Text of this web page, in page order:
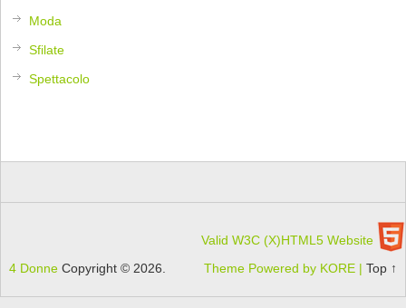
Moda
Sfilate
Spettacolo
Valid W3C (X)HTML5 Website
4 DonneCopyright © 2026. Theme Powered by KORE |Top ↑